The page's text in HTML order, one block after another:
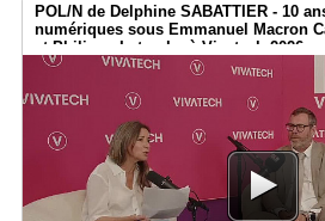
POL/N de Delphine SABATTIER - 10
numériques sous Emmanuel Macron
et Philippe Latombe à Vivatech 2026